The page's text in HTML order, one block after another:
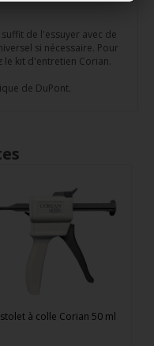
de l'essuyer avec de
si nécessaire. Pour
kit d'entretien Corian.
de DuPont.
à colle Corian 50 ml